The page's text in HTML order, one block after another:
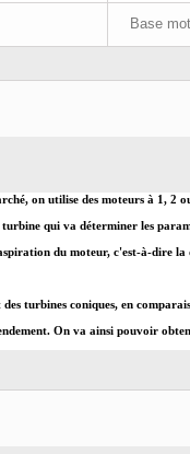
Base
on utilise des moteurs à 1, 2
qui va déterminer les
du moteur, c'est-à-dire
turbines coniques, en
On va ainsi pouvoir